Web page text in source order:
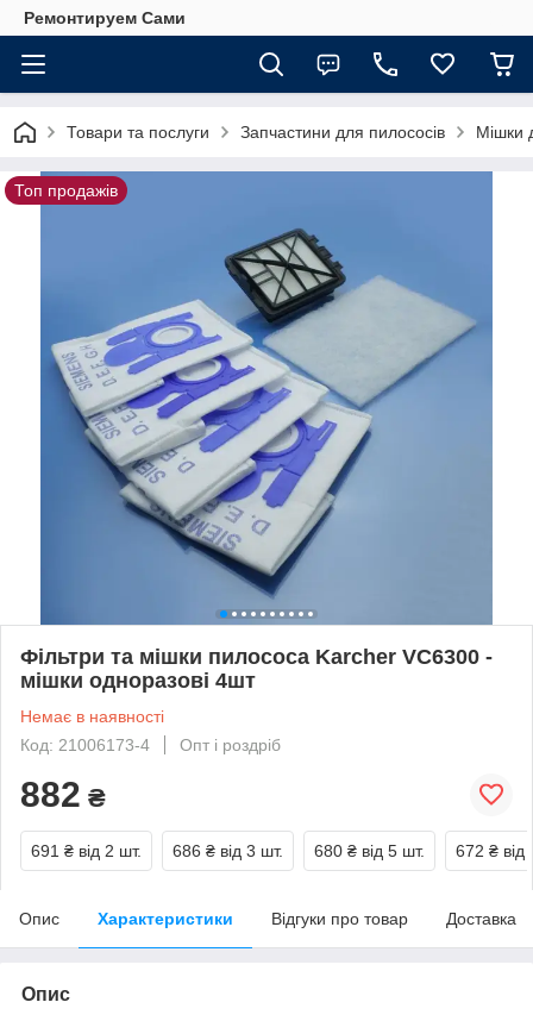
Ремонтируем Сами
Товари та послуги Запчастини для пилососів Мішки
Топ продажів
Фільтри та мішки пилососа Karcher VC6300 -
мішки одноразові 4шт
Немає в наявності
Код: 21006173-4
Опт і роздріб
882 ₴
691 ₴ від 2 шт. 686 ₴ від 3 шт. 680 ₴ від 5 шт. 672 ₴ від
Опис Характеристики Відгуки про товар Доставка
Опис